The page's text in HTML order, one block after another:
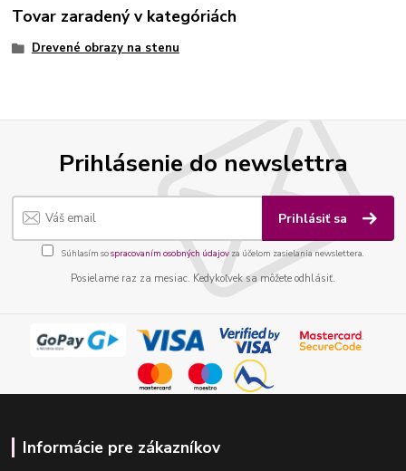
Tovar zaradený v kategóriách
Drevené obrazy na stenu
Prihlásenie do newslettra
Prihlásiť sa
Súhlasím sospracovaním osobných údajov za účelom zasielania newslettera.
Posielame raz za mesiac. Kedykoľvek sa môžete odhlásiť.
Informácie pre zákazníkov